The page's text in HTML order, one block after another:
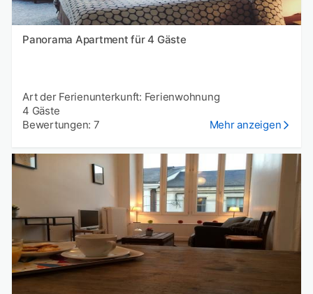
Panorama Apartment für 4 Gäste
Art der Ferienunterkunft: Ferienwohnung
4 Gäste
Bewertungen: 7
Mehr anzeigen